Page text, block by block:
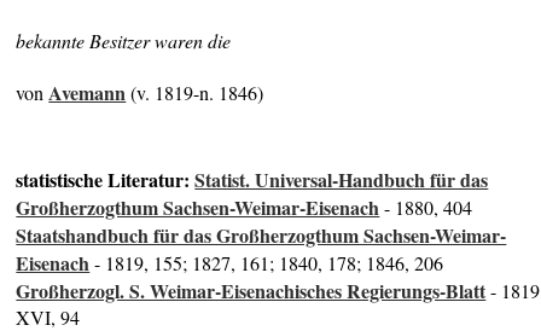
bekannte Besitzer waren die
von Avemann(v. 1819-n. 1846)
statistische Literatur:Statist. Universal-Handbuch für das
Großherzogthum Sachsen-Weimar-Eisenach- 1880, 404
Staatshandbuch für das Großherzogthum Sachsen-Weimar-
Eisenach- 1819, 155; 1827, 161; 1840, 178; 1846, 206
Großherzogl. S. Weimar-Eisenachisches Regierungs-Blatt-
XVI, 94